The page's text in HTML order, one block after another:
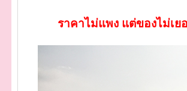
ราคาไม่แพง แต่ของไม่เ